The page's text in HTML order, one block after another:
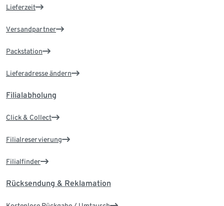
Lieferzeit
Versandpartner
Packstation
Lieferadresse ändern
Filialabholung
Click & Collect
Filialreservierung
Filialfinder
Rücksendung & Reklamation